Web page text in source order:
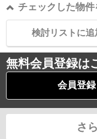
チェックした物
検討リストに追
無料会員登録は
会員登録
さ